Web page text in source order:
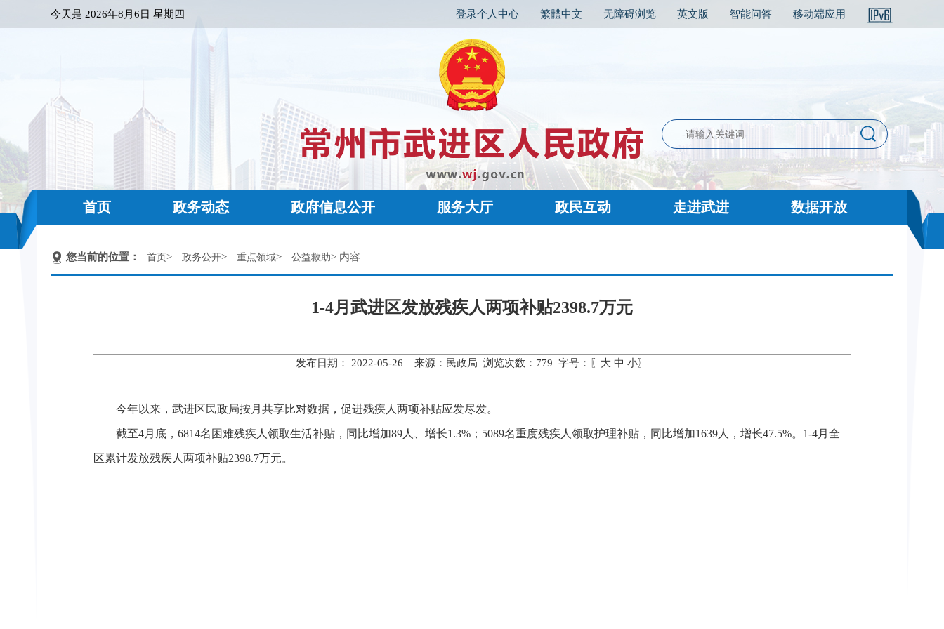
今天是 2026年8月6日 星期四 登录个人中心 繁體中文 无障碍浏览 英文版 智能问答 移动端应用
首页 政务动态 政府信息公开 服务大厅 政民互动 走进武进 数据开放
您当前的位置： 首页> 政务公开> 重点领域> 公益救助> 内容
1-4月武进区发放残疾人两项补贴2398.7万元
发布日期： 2022-05-26 来源：民政局 浏览次数： 779 字号：〖 大 中 小〗
今年以来，武进区民政局按月共享比对数据，促进残疾人两项补贴应发尽发。
截至4月底， 6814名困难残疾人领取生活补贴，同比增加89 人、增长1.3% ； 5089名重度残疾人领取护理补贴，同比增加1639 人，增长47.5%。 1-4月 全
区累计发放残疾人两项补贴2398.7万元。